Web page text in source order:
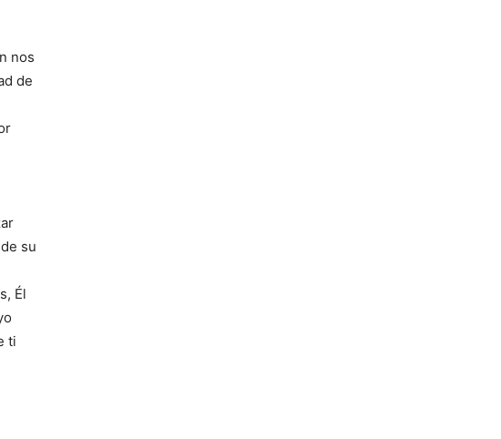
nos
de
su
Él
ti